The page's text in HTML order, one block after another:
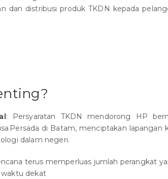
dan distribusi produk TKDN kepada
: Persyaratan TKDN mendorong HP
Persada di Batam, menciptakan lapangan
dalam negeri.
terus memperluas jumlah perangkat
waktu dekat